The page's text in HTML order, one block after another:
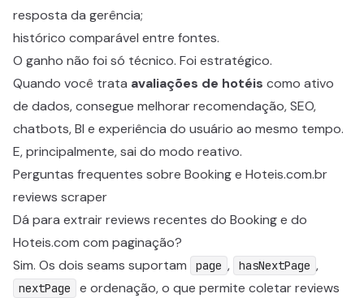
resposta da gerência;
histórico comparável entre fontes.
O ganho não foi só técnico. Foi estratégico.
Quando você trata avaliações de hotéis como ativo
de dados, consegue melhorar recomendação, SEO,
chatbots, BI e experiência do usuário ao mesmo tempo.
E, principalmente, sai do modo reativo.
Perguntas frequentes sobre Booking e Hoteis.com.br
reviews scraper
Dá para extrair reviews recentes do Booking e do
Hoteis.com com paginação?
Sim. Os dois seams suportam
page , hasNextPage ,
nextPage
e ordenação, o que permite coletar reviews